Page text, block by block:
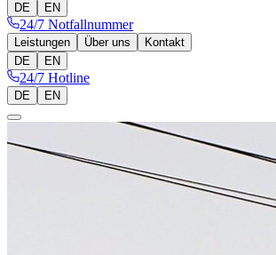
DE EN
24/7 Notfallnummer
Leistungen Über uns
Kontakt
DE
EN
24/7 Hotline
DE EN